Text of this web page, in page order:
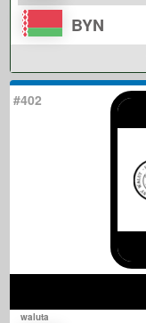
BYN
#402
waluta